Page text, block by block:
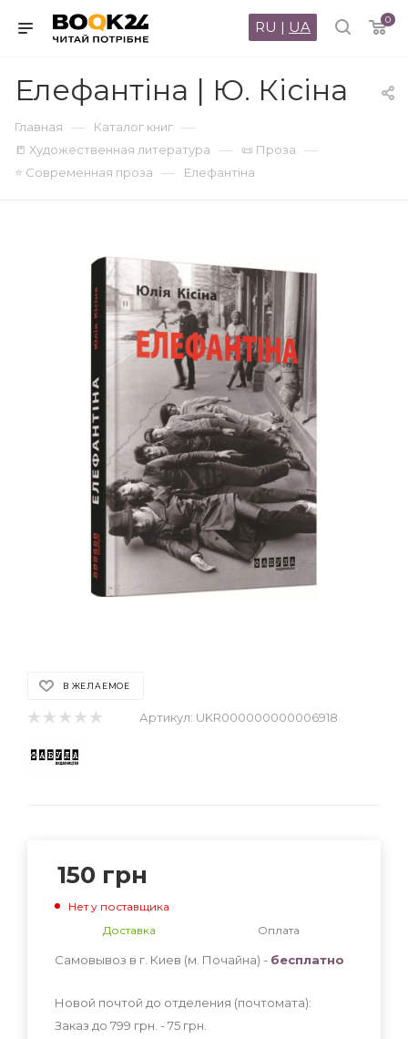
0
RU | UA
Елефантіна | Ю. Кісіна
Главная — Каталог книг —
📒 Художественная литература — 📜 Проза —
⭐ Современная проза — Елефантіна
В ЖЕЛАЕМОЕ
Артикул: UKR000000000006918
150 грн
Нет у поставщика
Доставка
Оплата
Самовывоз в г. Киев (м. Почайна) - бесплатно
Новой почтой до отделения (почтомата):
Заказ до 799 грн. - 75 грн